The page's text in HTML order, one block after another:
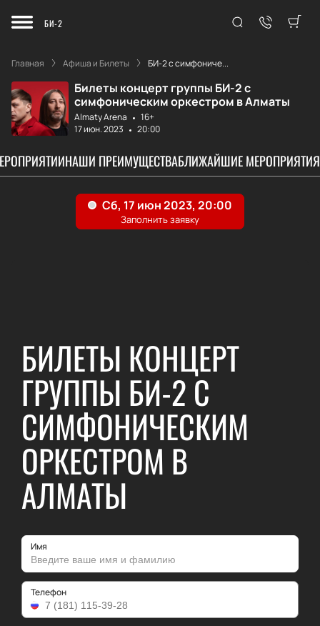
БИ-2
Главная Афиша и Билеты БИ-2 с симфониче...
Билеты концерт группы БИ-2 с
симфоническим оркестром в Алматы
Almaty Arena
16+
17 июн. 2023
20:00
НАШИ ПРЕИМУЩЕСТВАБЛИЖАЙШИЕ МЕРОПРИЯТИЯ
БИЛЕТЫ КОНЦЕРТ
ГРУППЫ БИ-2 С
СИМФОНИЧЕСКИМ
ОРКЕСТРОМ В
АЛМАТЫ
Имя
Телефон